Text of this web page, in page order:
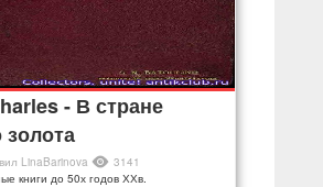
- В стране
золота
LinaBarinova
3141
книги до 50х годов ХХв.